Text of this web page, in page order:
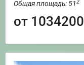
Общая площадь: 512
от 1034200